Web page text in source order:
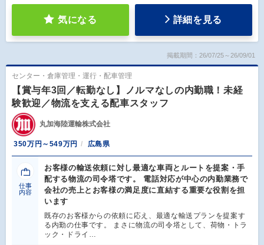
気になる 詳細を見る
掲載期間：26/07/25～26/09/01
センター・倉庫管理・運行・配車管理
【賞与年3回／転勤なし】ノルマなしの内勤職！未経
験歓迎／物流を支える配車スタッフ
丸加海陸運輸株式会社
350万円～549万円 広島県
仕事
内容
お客様の輸送依頼に対し最適な車両とルートを提案・手
配する物流の司令塔です。 電話対応が中心の内勤業務で
会社の売上とお客様の満足度に直結する重要な役割を担
います
既存のお客様からの依頼に応え、最適な輸送プランを提案す
る内勤の仕事です。 まさに物流の司令塔として、荷物・トラ
ック・ドライ…